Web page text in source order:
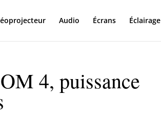
Audio Écrans Éclairage
4, puissance